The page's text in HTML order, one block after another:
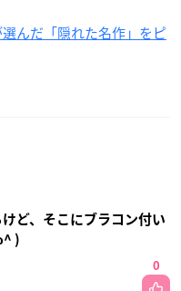
んだ「隠れた名作」をピ
ど、そこにブラコン付い
)
0